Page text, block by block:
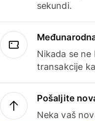
sekundi.
Nikada se
transakcije
Pošaljite
Neka vaš